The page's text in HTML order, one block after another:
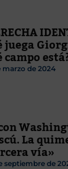
juega
campo
marzo de 2024
La
vía»
septiembre de